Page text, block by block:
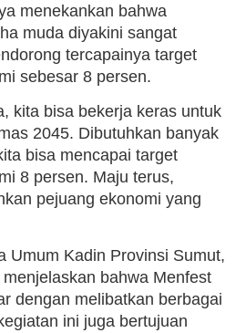
menekankan bahwa
muda diyakini sangat
tercapainya target
sebesar 8 persen.
kita bisa bekerja keras untuk
2045. Dibutuhkan banyak
bisa mencapai target
8 persen. Maju terus,
pejuang ekonomi yang
Umum Kadin Provinsi Sumut,
bahwa Menfest
dengan melibatkan berbagai
ini juga bertujuan